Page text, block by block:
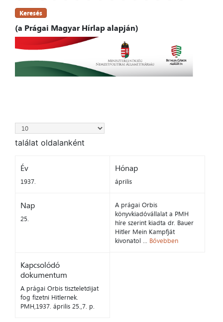
Keresés
(a Prágai Magyar Hírlap alapján)
találat oldalanként
Év
1937.
Hónap
április
Nap
25.
A prágai Orbis
könyvkiadóvállalat a PMH
híre szerint kiadta dr. Bauer
Hitler Mein Kampfját
kivonatol ... Bővebben
Kapcsolódó
dokumentum
A prágai Orbis tiszteletdijat
fog fizetni Hitlernek.
PMH,1937. április 25.,7. p.